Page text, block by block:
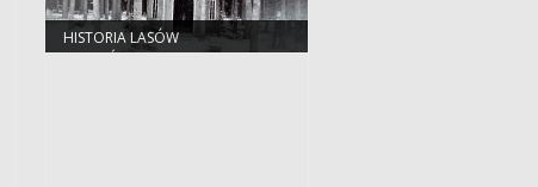
HISTORIA LASÓW
NADLEŚNICTWA KĘDZIERZYN